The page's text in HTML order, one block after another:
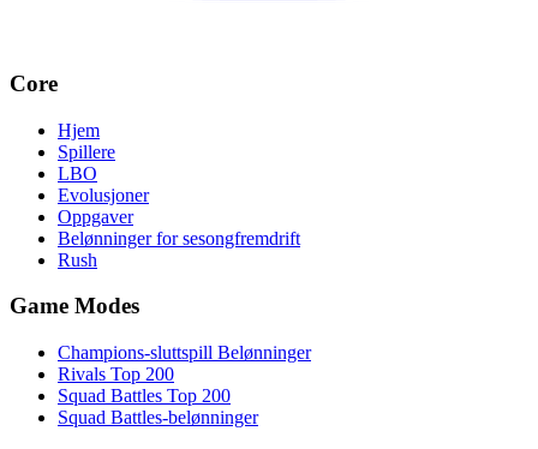
Core
Hjem
Spillere
LBO
Evolusjoner
Oppgaver
Belønninger for sesongfremdrift
Rush
Game Modes
Champions-sluttspill Belønninger
Rivals Top 200
Squad Battles Top 200
Squad Battles-belønninger